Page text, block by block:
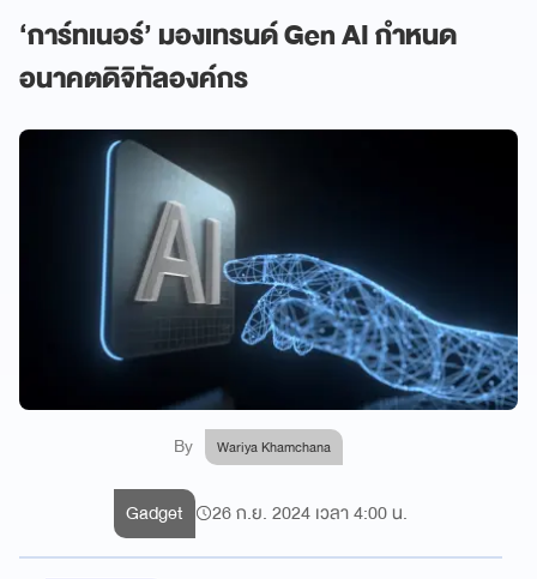
‘การ์ทเนอร์’ มองเทรนด์ Gen AI กำหนด
อนาคตดิจิทัลองค์กร
By Wariya Khamchana
Gadget 26 ก.ย. 2024 เวลา 4:00 น.